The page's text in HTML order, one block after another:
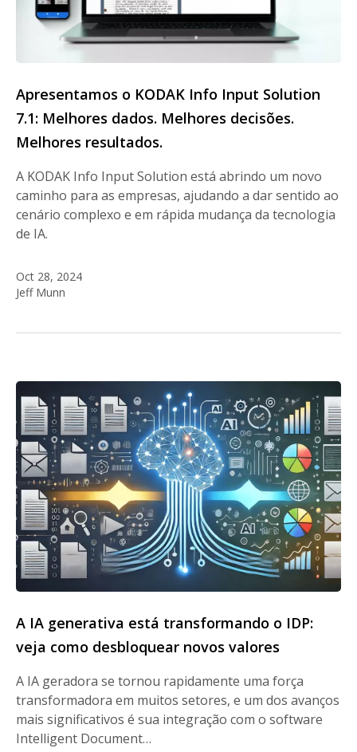
Apresentamos o KODAK Info Input Solution
7.1: Melhores dados. Melhores decisões.
Melhores resultados.
A KODAK Info Input Solution está abrindo um novo
caminho para as empresas, ajudando a dar sentido ao
cenário complexo e em rápida mudança da tecnologia
de IA.
Oct 28, 2024
Jeff Munn
A IA generativa está transformando o IDP:
veja como desbloquear novos valores
A IA geradora se tornou rapidamente uma força
transformadora em muitos setores, e um dos avanços
mais significativos é sua integração com o software
Intelligent Document…